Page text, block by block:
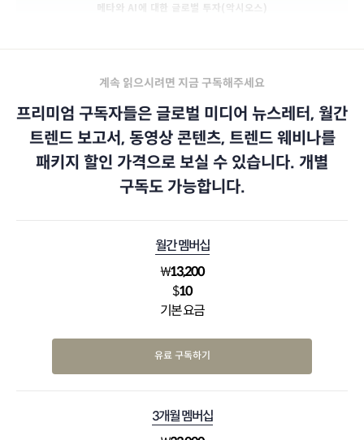
메타와 AI에 대한 글로벌 투자(악시오스)
계속 읽으시려면 지금 구독해주세요
프리미엄 구독자들은 글로벌 미디어 뉴스레터, 월간
트렌드 보고서, 동영상 콘텐츠, 트렌드 웨비나를
패키지 할인 가격으로 보실 수 있습니다. 개별
구독도 가능합니다.
월간 멤버십
₩13,200
$10
기본 요금
유료 구독하기
3개월 멤버십